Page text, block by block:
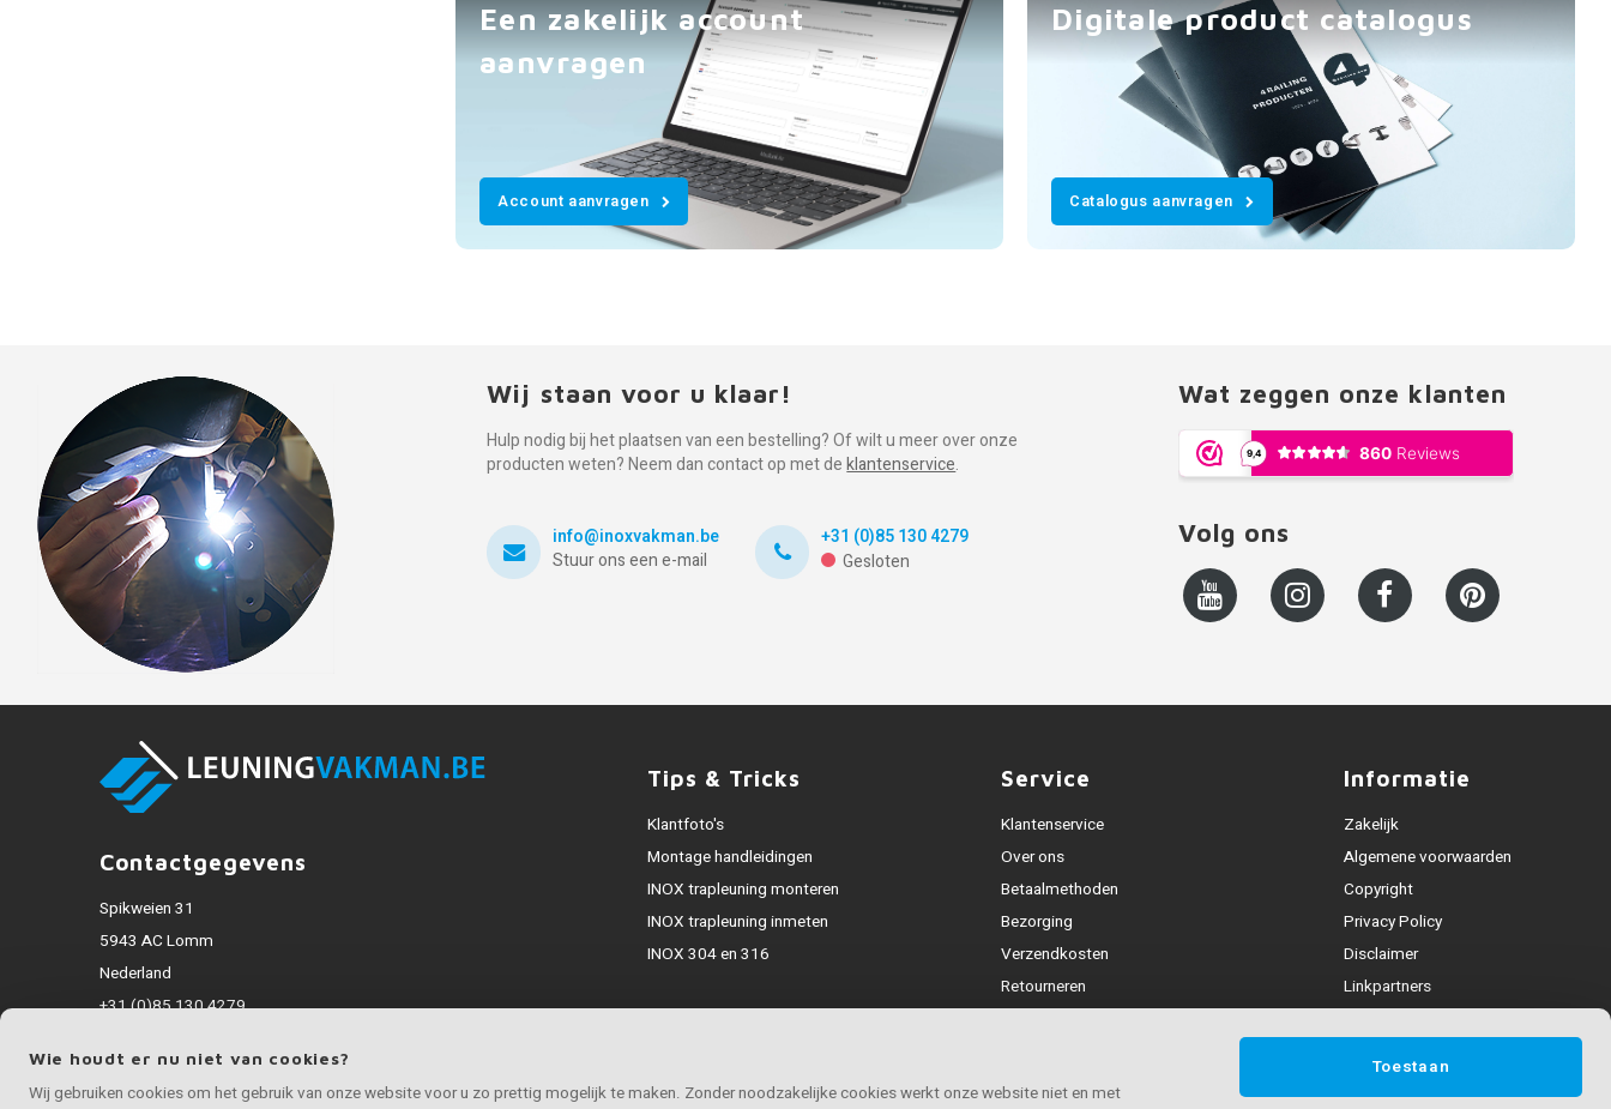
Een zakelijk account
aanvragen
Account aanvragen
Digitale product catalogus
Catalogus aanvragen
Wij staan voor u klaar!
Hulp nodig bij het plaatsen van een bestelling? Of wilt u meer over onze
producten weten? Neem dan contact op met deklantenservice.
info@inoxvakman.be
Stuur ons een e-mail
+31 (0)85 130 4279
Gesloten
Wat zeggen onze klanten
Volg ons
Contactgegevens
Spikweien 31
5943 AC Lomm
Nederland
+31 (0)85 130 4279
Alle bedragen zijn incl. BTW
Tips & Tricks
Klantfoto's
Montage handleidingen
INOX trapleuning monteren
INOX trapleuning inmeten
INOX 304 en 316
Service
Klantenservice
Over ons
Betaalmethoden
Bezorging
Verzendkosten
Retourneren
Openingstijden & contact
Informatie
Zakelijk
Algemene voorwaarden
Copyright
Privacy Policy
Disclaimer
Linkpartners
Wie houdt er nu niet van cookies?
Wij gebruiken cookies om het gebruik van onze website voor u zo prettig mogelijk te maken. Zonder noodzakelijke cookies werkt onze website niet en met
Toestaan